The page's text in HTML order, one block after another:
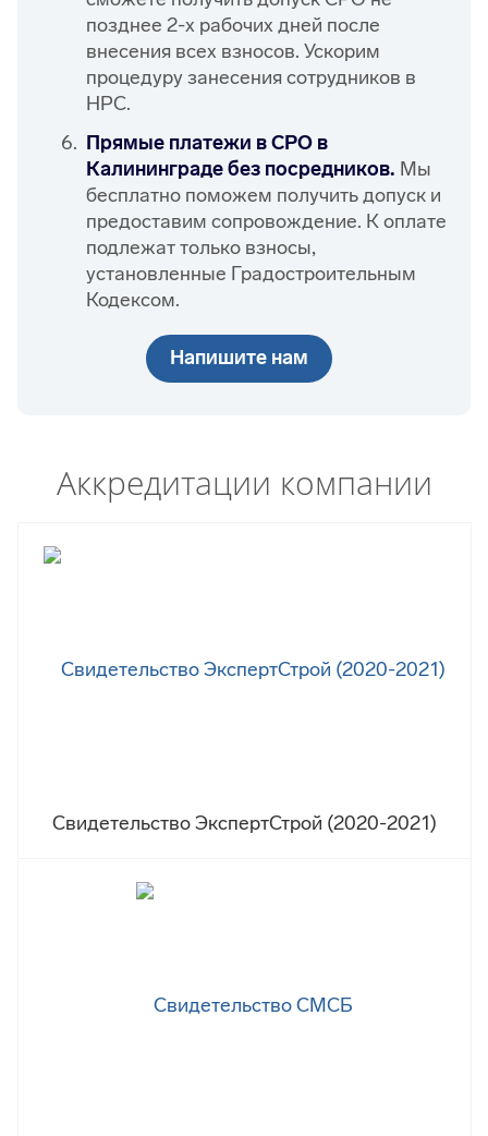
позднее 2-х рабочих дней после
внесения всех взносов. Ускорим
процедуру занесения сотрудников в
НРС.
Прямые платежи в СРО в
Калининграде без посредников. Мы
бесплатно поможем получить допуск и
предоставим сопровождение. К оплате
подлежат только взносы,
установленные Градостроительным
Кодексом.
Напишите нам
Аккредитации компании
Свидетельство ЭкспертСтрой (2020-2021)